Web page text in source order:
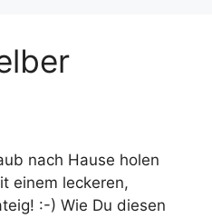
nach Hause holen
einem leckeren,
:-) Wie Du diesen